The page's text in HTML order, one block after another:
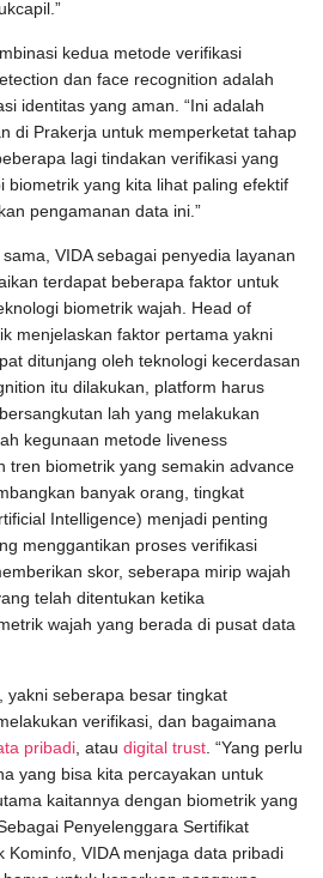
kedua metode verifikasi
dan face recognition adalah
identitas yang aman. “Ini adalah
di Prakerja untuk memperketat tahap
lagi tindakan verifikasi yang
biometrik yang kita lihat paling efektif
pengamanan data ini.”
VIDA sebagai penyedia layanan
terdapat beberapa faktor untuk
biometrik wajah. Head of
menjelaskan faktor pertama yakni
ditunjang oleh teknologi kecerdasan
itu dilakukan, platform harus
lah yang melakukan
kegunaan metode liveness
tren biometrik yang semakin advance
banyak orang, tingkat
Intelligence) menjadi penting
menggantikan proses verifikasi
skor, seberapa mirip wajah
telah ditentukan ketika
wajah yang berada di pusat data
yakni seberapa besar tingkat
verifikasi, dan bagaimana
pribadi , atau digital trust . “Yang perlu
yang bisa kita percayakan untuk
kaitannya dengan biometrik yang
Sebagai Penyelenggara Sertifikat
Kominfo, VIDA menjaga data pribadi